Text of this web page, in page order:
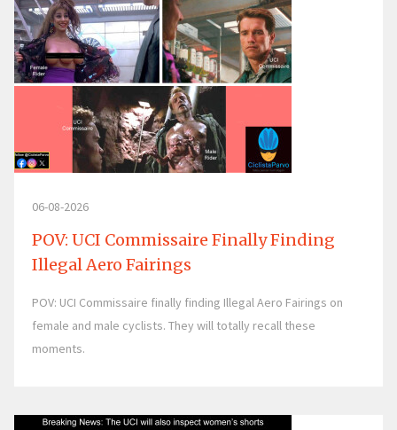
06-08-2026
POV: UCI Commissaire Finally Finding
Illegal Aero Fairings
POV: UCI Commissaire finally finding Illegal Aero Fairings on
female and male cyclists. They will totally recall these
moments.